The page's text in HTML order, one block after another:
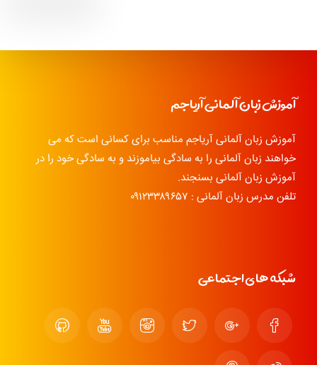
آموزش زبان آلمانی آریاجم
آموزش زبان آلمانی آریاجم مناسب برای کسانی است که می
خواهند زبان آلمانی را به سادگی بیاموزند و به سادگی خود را در
آموزش زبان آلمانی بسنجند.
تلفن مدرس زبان آلمانی : ۰۹۱۲۳۳۸۹۶۵۷
شبکه های اجتماعی